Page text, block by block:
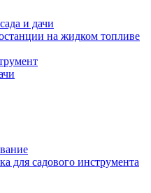
и дачи
на жидком топливе
для садового инструмента